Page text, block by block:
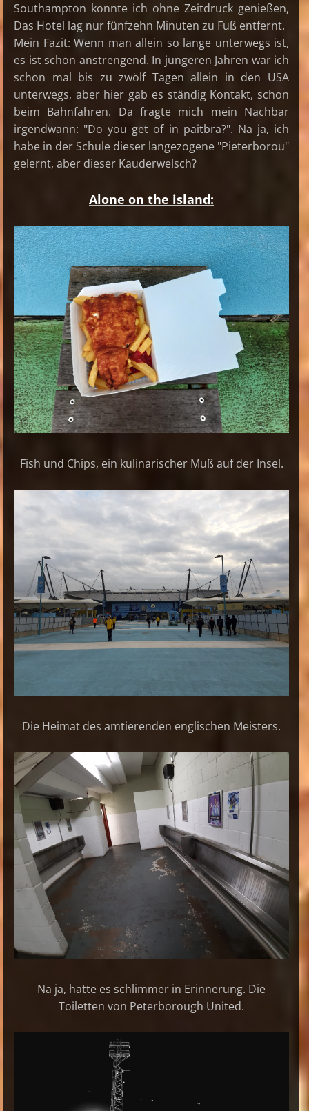
Southampton konnte ich ohne Zeitdruck genießen,
Das Hotel lag nur fünfzehn Minuten zu Fuß entfernt.
Mein Fazit: Wenn man allein so lange unterwegs ist,
es ist schon anstrengend. In jüngeren Jahren war ich
schon mal bis zu zwölf Tagen allein in den USA
unterwegs, aber hier gab es ständig Kontakt, schon
beim Bahnfahren. Da fragte mich mein Nachbar
irgendwann: "Do you get of in paitbra?". Na ja, ich
habe in der Schule dieser langezogene "Pieterborou"
gelernt, aber dieser Kauderwelsch?
Alone on the island:
Fish und Chips, ein kulinarischer Muß auf der Insel.
Die Heimat des amtierenden englischen Meisters.
Na ja, hatte es schlimmer in Erinnerung. Die
Toiletten von Peterborough United.